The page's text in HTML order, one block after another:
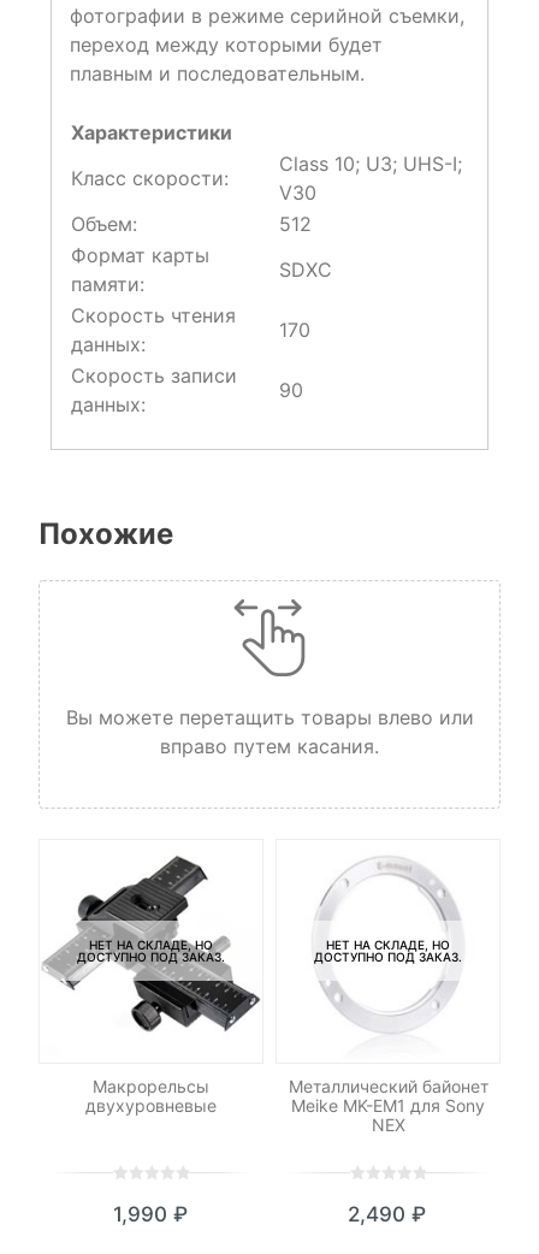
фотографии в режиме серийной съемки,
переход между которыми будет
плавным и последовательным.
Характеристики
Класс скорости:
Class 10; U3; UHS-I;
V30
Объем:
512
Формат карты
памяти:
SDXC
Скорость чтения
данных:
170
Скорость записи
данных:
90
Похожие
Вы можете перетащить товары влево или
вправо путем касания.
НЕТ НА СКЛАДЕ, НО
ДОСТУПНО ПОД ЗАКАЗ.
Макрорельсы
двухуровневые
out
1,990 ₽
НЕТ НА СКЛАДЕ, НО
ДОСТУПНО ПОД ЗАКАЗ.
Металлический байонет
Meike MK-EM1 для Sony
NEX
out
2,490 ₽